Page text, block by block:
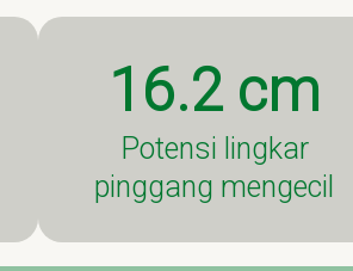
16.2 cm
Potensi lingkar
pinggang mengecil